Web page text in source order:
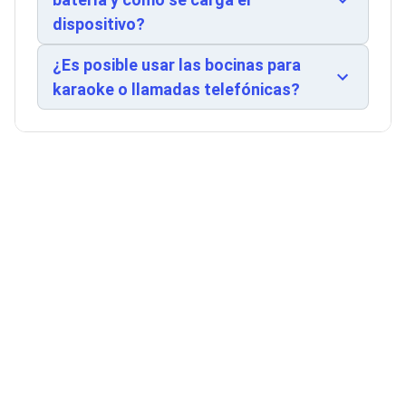
Ventiladores
Unidades de Disco
Quemadores de DVD
Desktop y Portátiles
Accesorios para Laptops
Cargadores
Maletines
dispositivo con Bluetooth 5.3 o conexión auxiliar
estándar.
dispositivo?
¿Es posible usar las bocinas para
karaoke o llamadas telefónicas?